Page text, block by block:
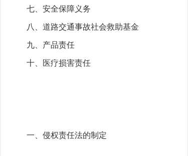
七、安全保障义务
八、道路交通事故社会救助基金
九、产品责任
十、医疗损害责任
一、侵权责任法的制定